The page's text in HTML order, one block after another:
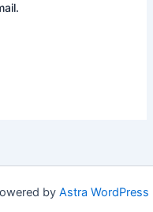
by Astra WordPress